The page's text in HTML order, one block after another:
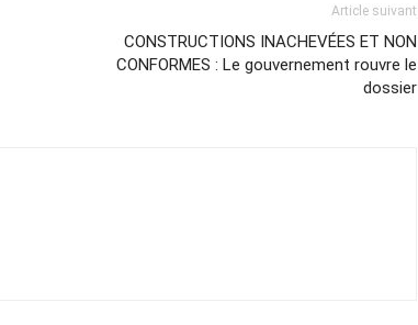
Article suivant
CONSTRUCTIONS INACHEVÉES ET NON
CONFORMES : Le gouvernement rouvre le
dossier